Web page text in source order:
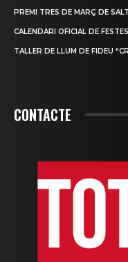
PREMI TRES DE MARÇ DE
CALENDARI OFICIAL DE
TALLER DE LLUM DE FIDEU
CONTACTE